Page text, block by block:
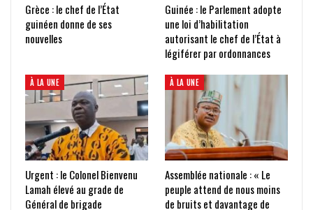
Grèce : le chef de l’État
guinéen donne de ses
nouvelles
Guinée : le Parlement adopte
une loi d’habilitation
autorisant le chef de l’État à
légiférer par ordonnances
À LA UNE
Urgent : le Colonel Bienvenu
Lamah élevé au grade de
Général de brigade
À LA UNE
Assemblée nationale : « Le
peuple attend de nous moins
de bruits et davantage de